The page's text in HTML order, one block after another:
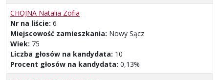
CHOJNA Natalia Zofia
Nr na liście: 6
Miejscowość zamieszkania: Nowy Sącz
Wiek: 75
Liczba głosów na kandydata: 10
Procent głosów na kandydata: 0,13%